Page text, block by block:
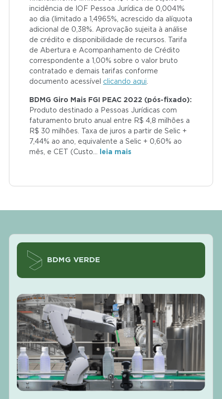
incidência de IOF Pessoa Jurídica de 0,0041%
ao dia (limitado a 1,4965%, acrescido da alíquota
adicional de 0,38%. Aprovação sujeita à análise
de crédito e disponibilidade de recursos. Tarifa
de Abertura e Acompanhamento de Crédito
correspondente a 1,00% sobre o valor bruto
contratado e demais tarifas conforme
documento acessível clicando aqui.
BDMG Giro Mais FGI PEAC 2022 (pós-fixado):
Produto destinado a Pessoas Jurídicas com
faturamento bruto anual entre R$ 4,8 milhões a
R$ 30 milhões. Taxa de juros a partir de Selic +
7,44% ao ano, equivalente a Selic + 0,60% ao
mês, e CET (Custo… leia mais
BDMG VERDE